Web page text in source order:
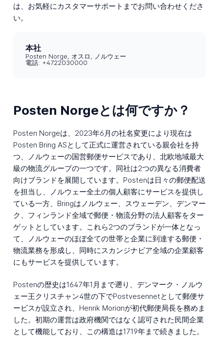
は、お気軽にカスタマーサポートまでお問い合わせくださ
い。
本社
Posten Norge, オスロ, ノルウェー
電話: +4722030000
Posten Norgeとは何ですか？
Posten Norgeは、2023年6月の社名変更により現在は
Posten Bring ASとして正式に運営されている親会社を持
つ、ノルウェーの国営郵便サービスであり、北欧地域最大
級の物流グループの一つです。同社は2つの異なる消費者
向けブランドを展開しています。Postenは日々の郵便配送
を担当し、ノルウェー全土の個人顧客にサービスを提供し
ている一方、Bringはノルウェー、スウェーデン、デンマー
ク、フィンランド全域で郵便・物流分野の法人顧客をター
ゲットとしています。これら2つのブランドが一体となっ
て、ノルウェーのほぼ全ての世帯と企業に到達する郵便・
物流業務を形成し、同時にスカンジナビア全域の企業顧客
にもサービスを提供しています。
Postenの歴史は1647年1月まで遡り、デンマーク・ノルウ
ェー王クリスチャン4世の下でPostvesennetとして郵便サ
ービスが設立され、Henrik Morianが初代郵便局長を務めま
した。初期の運営は政府機関ではなく認可された民間企業
として機能しており、この構造は1719年まで続きました。